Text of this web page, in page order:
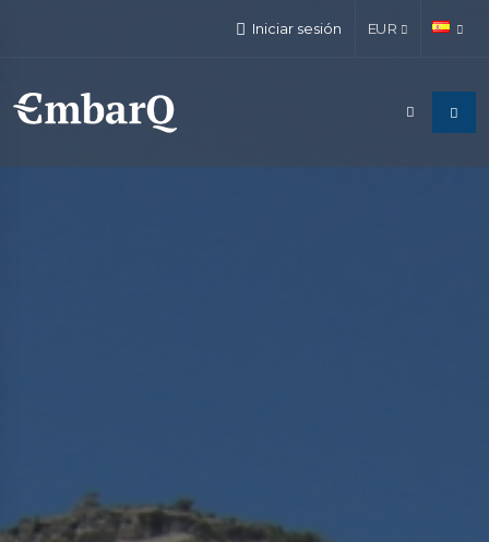
Iniciar sesión EUR